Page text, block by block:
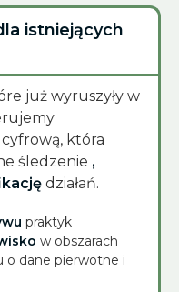
istniejących
już wyruszyły w
która
śledzenie ,
działań.
praktyk
w obszarach
o dane pierwotne i